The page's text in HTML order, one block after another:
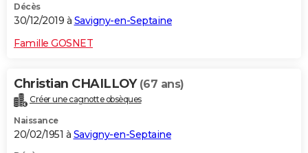
Décès
30/12/2019 à Savigny-en-Septaine
Famille GOSNET
Christian CHAILLOY (67 ans)
Créer une cagnotte obsèques
Naissance
20/02/1951 à Savigny-en-Septaine